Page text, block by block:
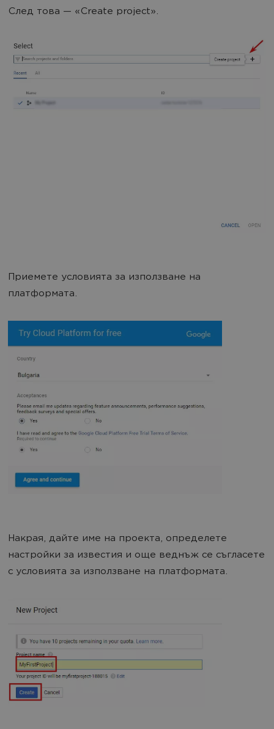
След това — «Create project».
Приемете условията за използване на
платформата.
Накрая, дайте име на проекта, определете
настройки за известия и още веднъж се съгласете
с условията за използване на платформата.